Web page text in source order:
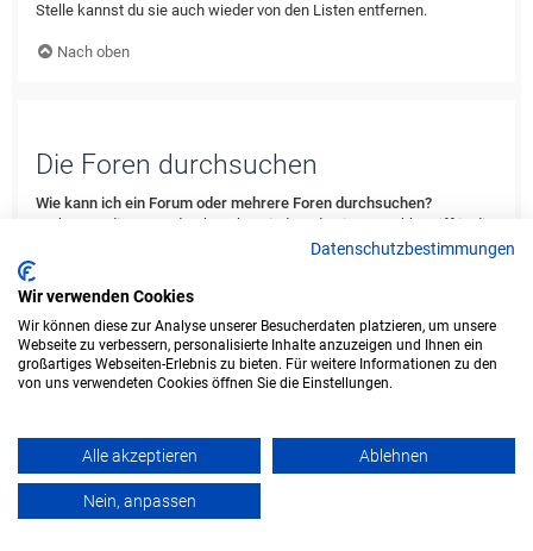
Stelle kannst du sie auch wieder von den Listen entfernen.
Nach oben
Die Foren durchsuchen
Wie kann ich ein Forum oder mehrere Foren durchsuchen?
Du kannst die Foren durchsuchen, indem du einen Suchbegriff in die
Suchbox eingibst, die du in der Foren-Übersicht, der Foren- oder
indem du den „Erweiterte Suche“-Link anklickst, der von jeder Seite
Nach oben
zu viele gängige Wörter, welche von phpBB nicht indiziert werden.
Stelle eine spezifischere Anfrage und benutze die Optionen, die dir
die erweiterte Suche bietet. Außerdem ist es natürlich auch möglich,
dass dein(e) Suchbegriff(e) hier nirgends im Forum verwendet
Datenschutzbestimmungen
Wir verwenden Cookies
Wir können diese zur Analyse unserer Besucherdaten platzieren, um unsere
Webseite zu verbessern, personalisierte Inhalte anzuzeigen und Ihnen ein
großartiges Webseiten-Erlebnis zu bieten. Für weitere Informationen zu den
von uns verwendeten Cookies öffnen Sie die Einstellungen.
Alle akzeptieren Ablehnen
Nein, anpassen